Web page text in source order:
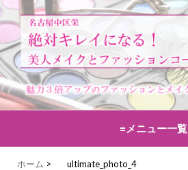
≡メニュー一覧
ホーム > ultimate_photo_4